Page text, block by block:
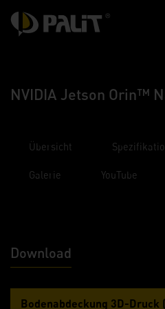
NVIDIA Jetson Orin™
Übersicht
Galerie YouTube
Download
Bodenabdeckung 3D-Druck